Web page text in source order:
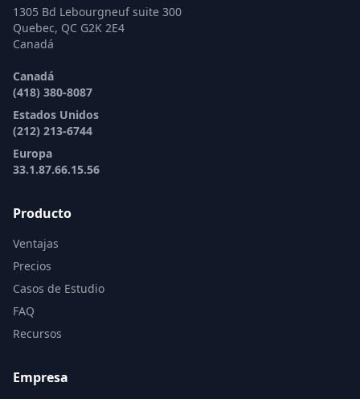
1305 Bd Lebourgneuf suite 300
Quebec, QC G2K 2E4
Canadá
Canadá
(418) 380-8087
Estados Unidos
(212) 213-6744
Europa
33.1.87.66.15.56
Producto
Ventajas
Precios
Casos de Estudio
FAQ
Recursos
Empresa